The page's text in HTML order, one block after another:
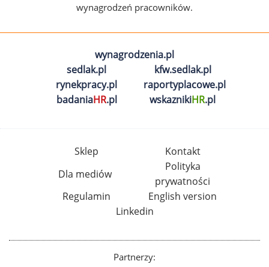
wynagrodzeń pracowników.
wynagrodzenia.pl
sedlak.pl
kfw.sedlak.pl
rynekpracy.pl
raportyplacowe.pl
badaniaHR.pl wskaznikiHR.pl
Sklep
Kontakt
Dla mediów
Polityka
prywatności
Regulamin
English version
Linkedin
Partnerzy: